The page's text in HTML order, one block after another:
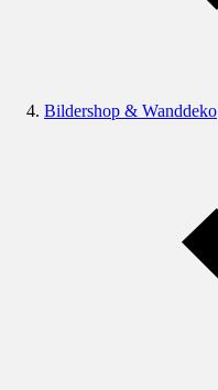
Bildershop & Wanddeko